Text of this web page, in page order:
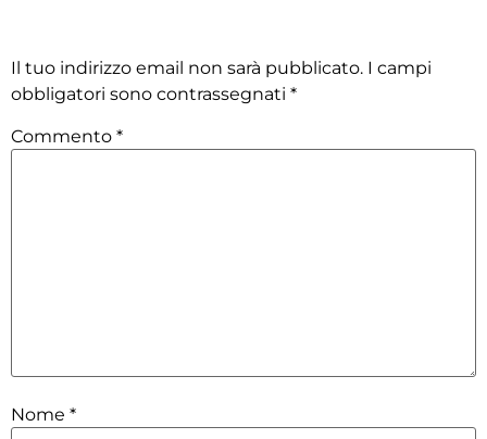
Il tuo indirizzo email non sarà pubblicato. I campi
obbligatori sono contrassegnati *
Commento *
Nome *